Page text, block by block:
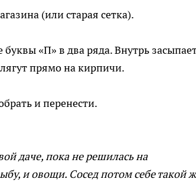
(или старая сетка).
«П» в два ряда. Внутрь
прямо на кирпичи.
и перенести.
даче, пока не решилась на
и овощи. Сосед потом себе такой